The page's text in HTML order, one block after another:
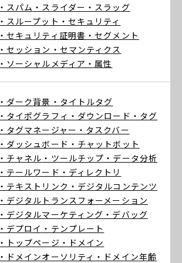
・スパム ・スライダー ・スラッグ
・スループット ・セキュリティ
・セキュリティ証明書 ・セグメント
・セッション ・セマンティクス
・ソーシャルメディア ・属性
・ダーク背景 ・タイトルタグ
・タイポグラフィ ・ダウンロード ・タグ
・タグマネージャー ・タスクバー
・ダッシュボード ・チャットボット
・チャネル ・ツールチップ ・データ分析
・テールワード ・ディレクトリ
・テキストリンク ・デジタルコンテンツ
・デジタルトランスフォーメーション
・デジタルマーケティング ・デバッグ
・デプロイ ・テンプレート
・トップページ ・ドメイン
・ドメインオーソリティ ・ドメイン年齢